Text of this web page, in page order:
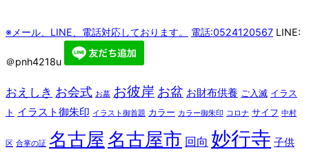
※メール、LINE、電話対応しております。 電話:0524120567 LINE:
＠pnh4218u
おえしき お会式 お墓 お彼岸 お盆 お財布供養 ご入滅 イラス
ト イラスト御朱印 イラスト御首題 カラー カラー御朱印 コロナ サイフ 中村
区 合掌の証 名古屋名古屋市 回向 妙行寺 子供